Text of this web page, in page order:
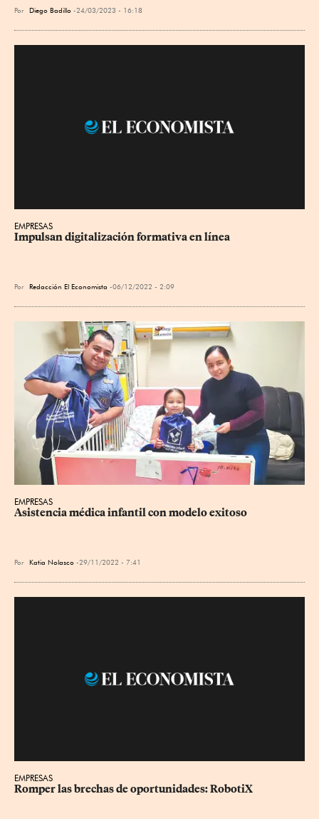
Por Diego Badillo 24/03/2023 - 16:18
EMPRESAS
Impulsan digitalización formativa en línea
Por Redacción El Economista 06/12/2022 - 2:09
EMPRESAS
Asistencia médica infantil con modelo exitoso
Por Katia Nolasco 29/11/2022 - 7:41
EMPRESAS
Romper las brechas de oportunidades: RobotiX